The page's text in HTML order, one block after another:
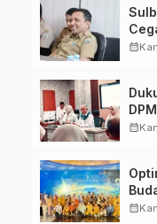
calendar_month
calendar_month
calendar_month